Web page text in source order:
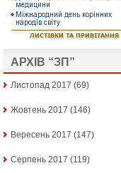
АРХІВ “ЗП”
Листопад 2017 (69)
Жовтень 2017 (146)
Вересень 2017 (147)
Серпень 2017 (119)